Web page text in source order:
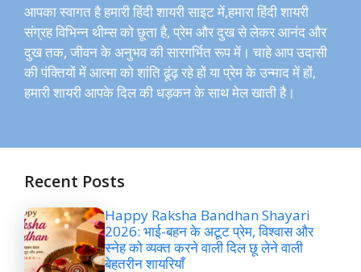
आपका स्वागत है हमारी हिंदी शायरी साइट में,हमारा हिंदी शायरी
संग्रह विभिन्न थीम्स को छूता है, प्रेम और दुख से लेकर आनंद और
दुख तक, जीवन के अनुभव की सारगर्भित रूप में। चाहे आप उदासी
की पंक्तियों में आत्मा को शांति ढूंढ़ रहे हों या प्रेम के उन्माद में हों,
हमारी शायरी आपके दिल की धड़कन के साथ मेल खाती है।
Recent Posts
Happy Raksha Bandhan Shayari
2026: भाई-बहन के अटूट प्रेम, विश्वास और
स्नेह को व्यक्त करने वाली दिल छू लेने वाली
बेहतरीन शायरियाँ